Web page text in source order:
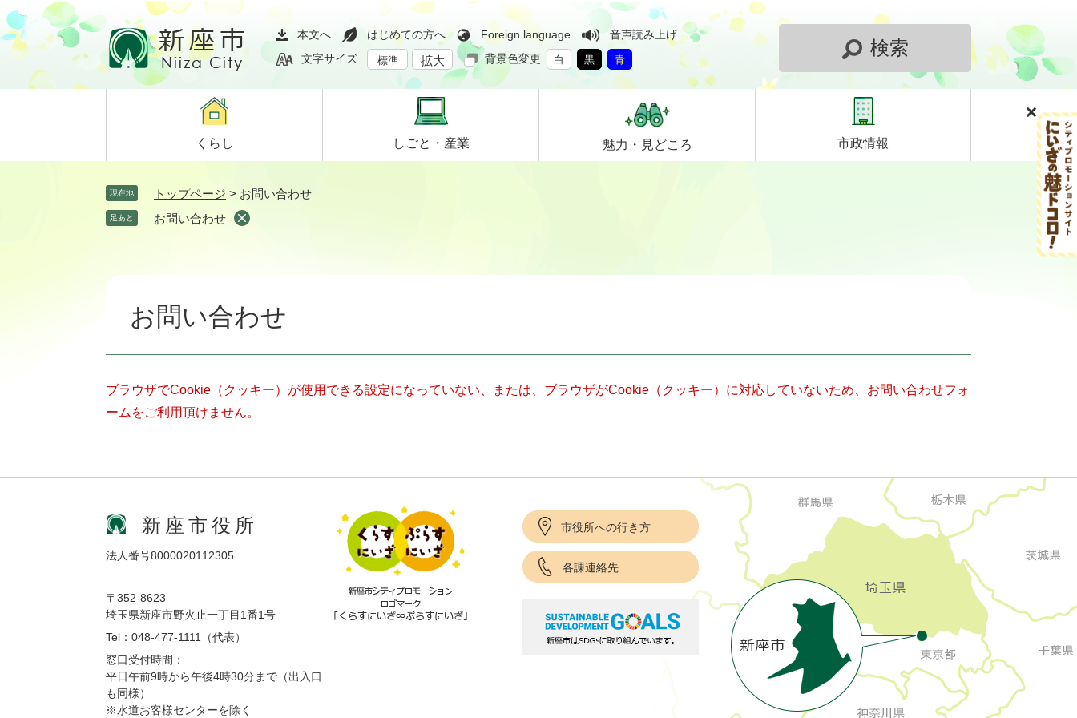
ペ
ー
ジ
メ
ニ
ュ
て
本文へ はじめての方へ Foreign language
音声読み上げ
文字サイズ
標準 拡大 背景色変更 白 黒 青
検索
くらし しごと・ 産業 魅力・ 見どころ 市政情報
現在地 トップページ > お問い合わせ
足あと お問い合わせ
お問い合わせ
ブラウザでCookie（クッキー）が使用できる設定になっていない、または、ブラウザがCookie（クッキー）に対応していないため、お問い合わせフォ
ームをご利用頂けません。
新座市役所
法人番号8000020112305
〒352-8623
埼玉県新座市野火止一丁目1番1号
Tel：048-477-1111（代表）
窓口受付時間：
平日午前9時から午後4時30分まで（出入口
も同様）
※水道お客様センターを除く
市役所への行き方
各課連絡先